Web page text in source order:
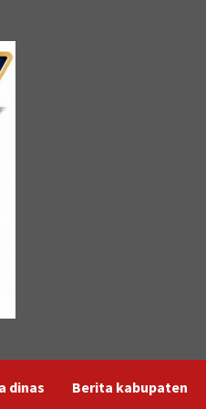
dinas Berita kabupaten